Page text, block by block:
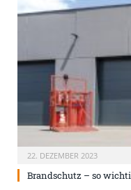
22. DEZEMBER 2023
Brandschutz – so